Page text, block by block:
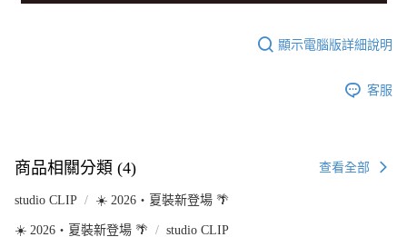
顯示電腦版詳細說明
客服
商品相關分類 (4) 查看全部
studio CLIP ☀️ 2026・夏裝新登場 🌴
☀️ 2026・夏裝新登場 🌴 studio CLIP